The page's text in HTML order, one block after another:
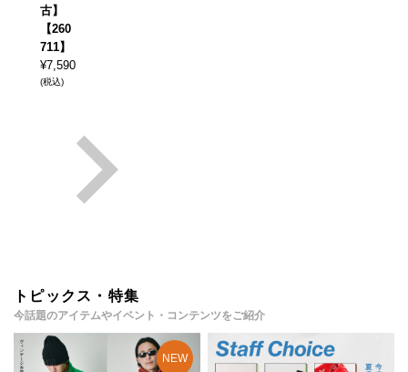
古】
【260
711】
¥7,590
(税込)
トピックス・特集
今話題のアイテムやイベント・コンテンツをご紹介